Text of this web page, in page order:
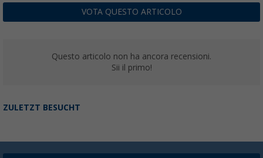
VOTA QUESTO ARTICOLO
Questo articolo non ha ancora recensioni.
Sii il primo!
ZULETZT BESUCHT